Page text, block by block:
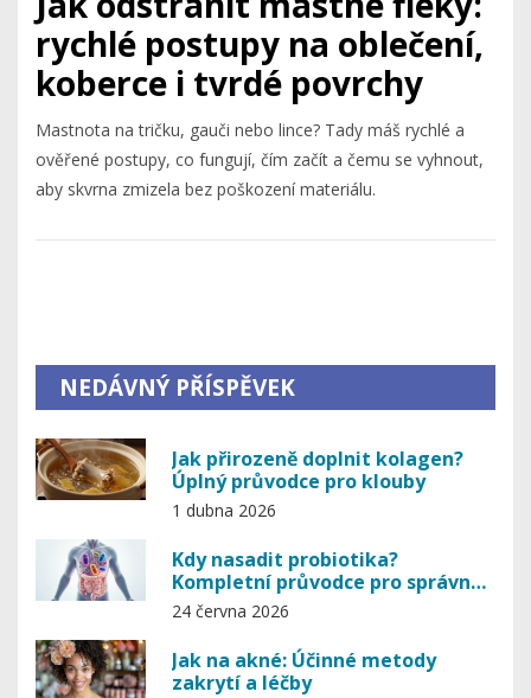
rychlé postupy na oblečení,
koberce i tvrdé povrchy
Mastnota na tričku, gauči nebo lince? Tady máš rychlé a
ověřené postupy, co fungují, čím začít a čemu se vyhnout,
aby skvrna zmizela bez poškození materiálu.
NEDÁVNÝ PŘÍSPĚVEK
Jak přirozeně doplnit kolagen?
Úplný průvodce pro klouby
1 dubna 2026
Kdy nasadit probiotika?
Kompletní průvodce pro správné
načasování
24 června 2026
Jak na akné: Účinné metody
zakrytí a léčby